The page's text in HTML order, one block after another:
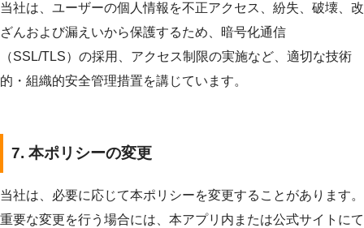
当社は、ユーザーの個人情報を不正アクセス、紛失、破壊、改
ざんおよび漏えいから保護するため、暗号化通信
（SSL/TLS）の採用、アクセス制限の実施など、適切な技術
的・組織的安全管理措置を講じています。
7. 本ポリシーの変更
当社は、必要に応じて本ポリシーを変更することがあります。
重要な変更を行う場合には、本アプリ内または公式サイトにて